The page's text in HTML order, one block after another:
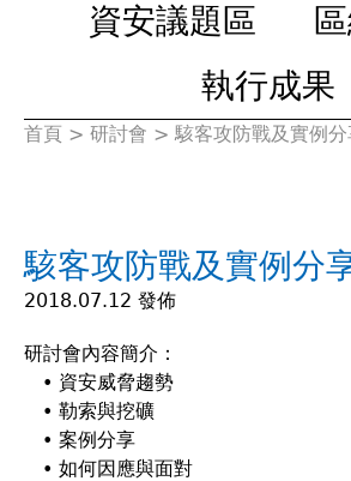
資安議題區
執行成果
您
這
首頁 > 研討會 > 駭客攻防戰及實例
駭客攻防戰及實例分
2018.07.12 發佈
研討會內容簡介：
• 資安威脅趨勢
• 勒索與挖礦
• 案例分享
• 如何因應與面對